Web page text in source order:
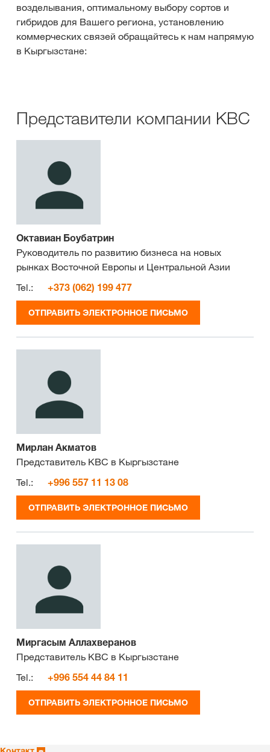
возделывания, оптимальному выбору сортов и
гибридов для Вашего региона, установлению
коммерческих связей обращайтесь к нам напрямую
в Кыргызстане:
Представители компании КВС
Октавиан Боубатрин
Руководитель по развитию бизнеса на новых
рынках Восточной Европы и Центральной Азии
Tel.:
+373 (062) 199 477
ОТПРАВИТЬ ЭЛЕКТРОННОЕ ПИСЬМО
Мирлан Акматов
Представитель КВС в Кыргызстане
Tel.:
+996 557 11 13 08
ОТПРАВИТЬ ЭЛЕКТРОННОЕ ПИСЬМО
Миргасым Аллахверанов
Представитель КВС в Кыргызстане
Tel.:
+996 554 44 84 11
ОТПРАВИТЬ ЭЛЕКТРОННОЕ ПИСЬМО